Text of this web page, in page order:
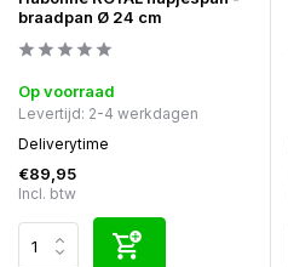
braadpan Ø 24 cm
Op voorraad
Levertijd: 2-4 werkdagen
Deliverytime
€89,95
Incl. btw